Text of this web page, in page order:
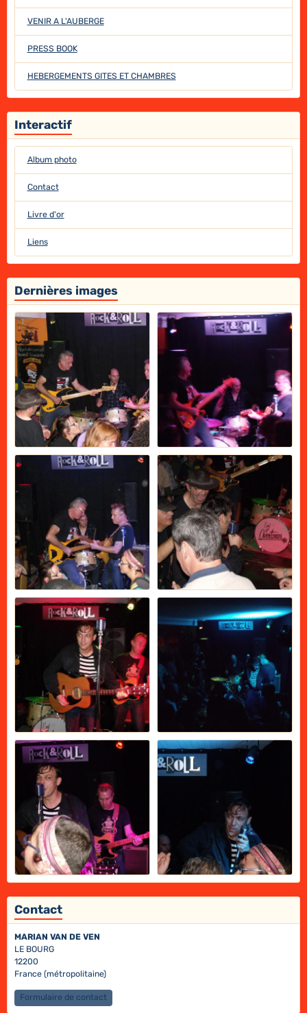
VENIR A L'AUBERGE
PRESS BOOK
HEBERGEMENTS GITES ET CHAMBRES
Interactif
Album photo
Contact
Livre d'or
Liens
Dernières images
Contact
MARIAN VAN DE VEN
LE BOURG
12200
France (métropolitaine)
Formulaire de contact